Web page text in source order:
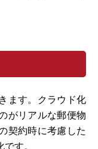
ます。クラウド化
がリアルな郵便物
契約時に考慮した
す。